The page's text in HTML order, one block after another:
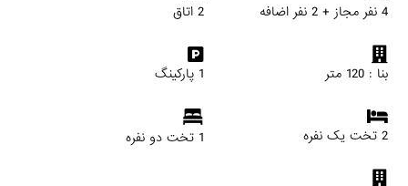
4 نفر مجاز + 2 نفر اضافه 2 اتاق
بنا : 120 متر 1 پارکینگ
2 تخت یک نفره 1 تخت دو نفره